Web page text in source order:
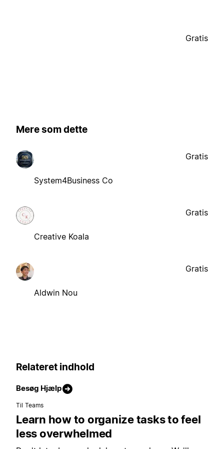
Gratis
Mere som dette
System4Business Co
Gratis
Creative Koala
Gratis
Aldwin Nou
Gratis
Relateret indhold
Besøg Hjælp
Til Teams
Learn how to organize tasks to feel
less overwhelmed